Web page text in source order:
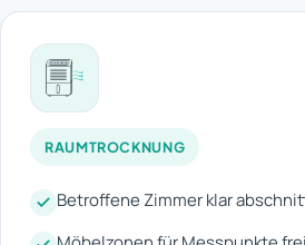
RAUMTROCKNUNG
Betroffene Zimmer klar